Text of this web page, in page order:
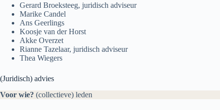
Gerard Broeksteeg, juridisch adviseur
Marike Candel
Ans Geerlings
Koosje van der Horst
Akke Overzet
Rianne Tazelaar, juridisch adviseur
Thea Wiegers
(Juridisch) advies
Voor wie? (collectieve) leden